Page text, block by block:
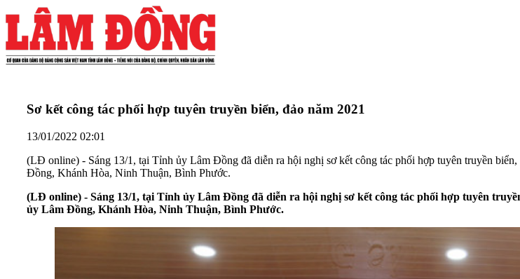
Sơ kết công tác phối hợp tuyên truyền biển, đảo năm 2021
13/01/2022 02:01
(LĐ online) - Sáng 13/1, tại Tỉnh ủy Lâm Đồng đã diễn ra hội nghị sơ kết công tác phối hợp tuyên truyền
Đồng, Khánh Hòa, Ninh Thuận, Bình Phước.
(LĐ online) - Sáng 13/1, tại Tỉnh ủy Lâm Đồng đã diễn ra hội nghị sơ kết công tác phối hợp tuyên
ủy Lâm Đồng, Khánh Hòa, Ninh Thuận, Bình Phước.